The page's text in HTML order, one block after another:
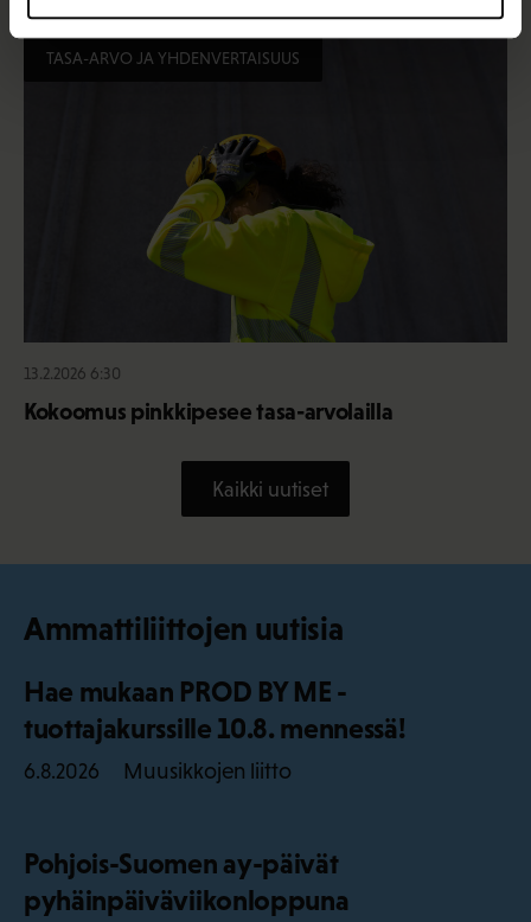
TASA-ARVO JA YHDENVERTAISUUS
13.2.2026 6:30
Kokoomus pinkkipesee tasa-arvolailla
Kaikki uutiset
Ammattiliittojen uutisia
Hae mukaan PROD BY ME -
tuottajakurssille 10.8. mennessä!
6.8.2026 Muusikkojen liitto
Pohjois-Suomen ay-päivät
pyhäinpäiväviikonloppuna